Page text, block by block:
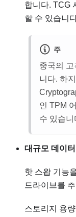
합니다. TCG
할 수 있습니
주
중국의
니다. 하
인 TPM
수 있습니
대규모 데이
핫 스왑 기능
드라이브를
스토리지 용